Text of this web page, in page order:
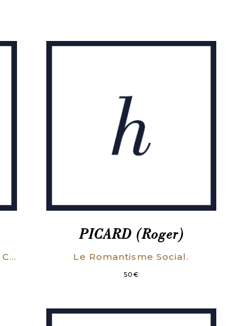
Les premières journées de la Commune.
PICARD (Roger)
Le Romantisme Social.
50€